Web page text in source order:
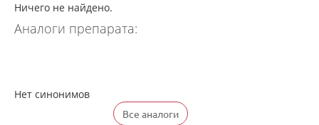
Ничего не найдено.
Аналоги препарата:
Нет синонимов
Все аналоги